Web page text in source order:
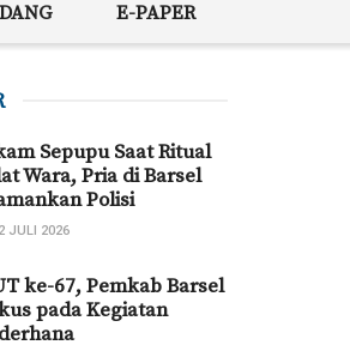
E-PAPER
Sepupu Saat Ritual
Wara, Pria di Barsel
Polisi
JULI 2026
ke-67, Pemkab Barsel
pada Kegiatan